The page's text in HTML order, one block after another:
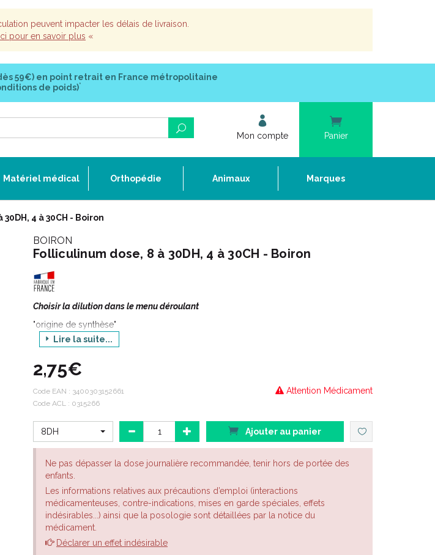
peuvent impacter les délais de livraison.
pour en savoir plus «
59€) en point retrait en France métropolitaine
de poids)*
Mon compte Panier
Matériel médical Orthopédie Animaux Marques
4 à 30CH - Boiron
BOIRON
Folliculinum dose, 8 à 30DH, 4 à 30CH - Boiron
Choisir la dilution dans le menu déroulant
"origine de synthèse"
FOLLICULINUM médicament homéopathique est fabriqué à partir de cristaux de
Cette hormone est, en faibles proportions, sécrétée par l'ovaire ; elle provient
essentiellement de la transformation au niveau du foie et des tissus graisseux de
l'oestradiol. Elle permet la prolifération de la muqueuse utérine. Elle est également
responsable des caractères sexuels féminins
Lire la suite...
2,75€
Attention Médicament
Code EAN : 3400303152661
Code ACL : 0315266
8DH Ajouter au panier
Ne pas dépasser la dose journalière recommandée, tenir hors de portée des
enfants.
Les informations relatives aux précautions d’emploi (interactions
médicamenteuses, contre-indications, mises en garde spéciales, effets
indésirables...) ainsi que la posologie sont détaillées par la notice du
médicament.
Déclarer un effet indésirable